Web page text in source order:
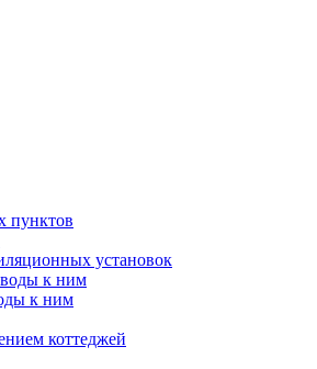
пунктов
установок
к ним
к ним
коттеджей